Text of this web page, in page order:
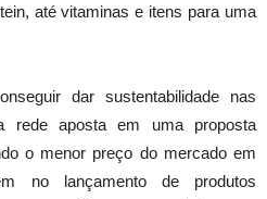
até vitaminas e itens para uma
dar sustentabilidade nas
rede aposta em uma proposta
o menor preço do mercado em
no lançamento de produtos